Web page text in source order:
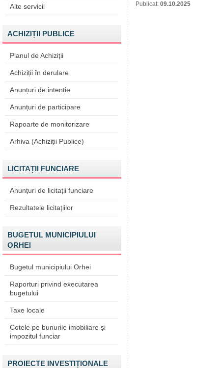
Alte servicii
ACHIZIȚII PUBLICE
Planul de Achiziții
Achiziții în derulare
Anunțuri de intenție
Anunțuri de participare
Rapoarte de monitorizare
Arhiva (Achiziții Publice)
LICITAȚII FUNCIARE
Anunțuri de licitații funciare
Rezultatele licitațiilor
BUGETUL MUNICIPIULUI
ORHEI
Bugetul municipiului Orhei
Raporturi privind executarea
bugetului
Taxe locale
Cotele pe bunurile imobiliare și
impozitul funciar
PROIECTE INVESTIȚIONALE
Publicat: 09.10.2025